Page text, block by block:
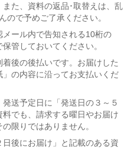
た、資料の返品･取替えは、乱
ので予めご了承ください。
ール内で告知される10桁の
管しておいてください。
後の後払いです。お届けした
の内容に沿ってお支払いくだ
送予定日に「発送日の３～５
でも、請求する曜日やお届け
限りではありません。
後にお届け」と記載のある資